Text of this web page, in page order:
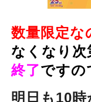
数量限定な
なくなり次
終了です
明日も10